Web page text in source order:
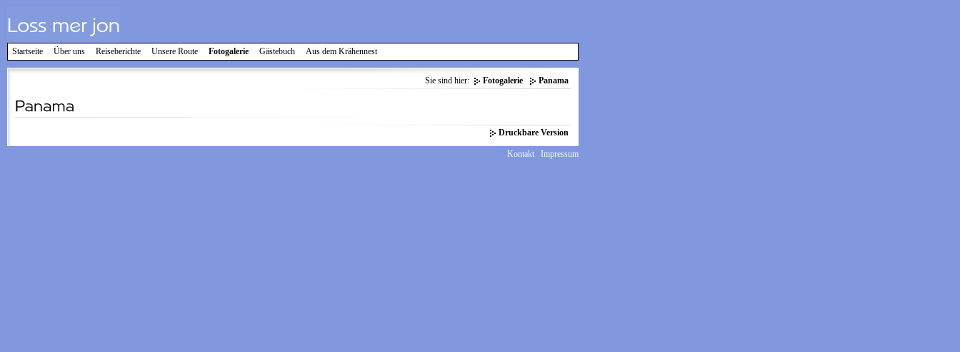
Startseite Über uns Reiseberichte Unsere Route Fotogalerie Gästebuch Aus dem Krähennest
Sie sind hier: Fotogalerie Panama
Druckbare Version
Kontakt Impressum